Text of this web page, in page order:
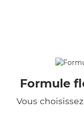
Formule
Vous